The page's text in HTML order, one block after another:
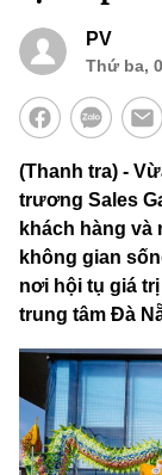
PV
Thứ ba,
(Thanh tra) -
trương Sales
khách hàng và
không gian
nơi hội tụ giá
trung tâm Đà